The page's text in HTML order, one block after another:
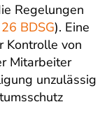
Regelungen
BDSG). Eine
Kontrolle von
Mitarbeiter
unzulässig